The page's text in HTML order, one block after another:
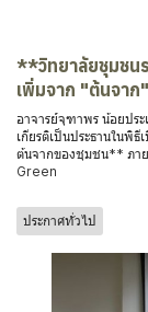
**วิทยาลัยชุมชน
เพิ่มจาก "ต้นจา
อาจารย์จุฑาพร น้อยปร
เกียรติเป็นประธานในพิ
ต้นจากของชุมชน** ภา
Green
ประกาศทั่วไป